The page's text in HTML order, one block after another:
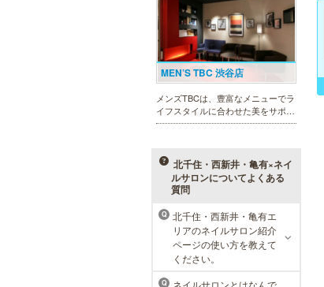
MEN’S TBC 渋谷店
メンズTBCは、豊富なメニューでラ
イフスタイルに合わせた美をサポー
トします。今男性にも人気の脱毛、
ならではの技術と実績が人気のひみ
つです。
ラ・パルレ 池袋本店
ラ・パルレはそれぞれの男性のライ
フスタイルに合った豊富なメニュー
で、男性の美をサポート。第一印象
北千住・西新井・亀有×ネイ
ルサロンについてよくある
質問
Q
北千住・西新井・亀有エ
リアのネイルサロン紹介
ページの使い方を教えて
ください。
Q ネイルサロンとはなんで